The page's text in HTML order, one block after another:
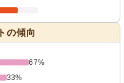
の傾向
67%
33%